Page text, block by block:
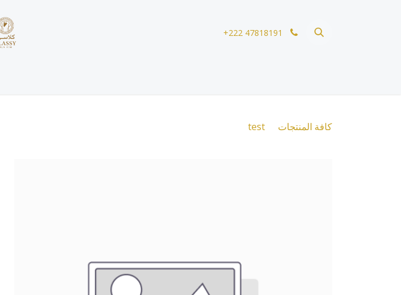
+222 47818191
كافة المنتجات test